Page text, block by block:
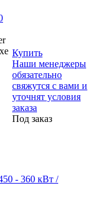
Купить
Наши менеджеры
обязательно
свяжутся с вами и
уточнят условия
заказа
Под заказ
- 360 кВт /